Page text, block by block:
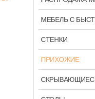
МЕБЕЛЬ С
СТЕНКИ
ПРИХОЖИЕ